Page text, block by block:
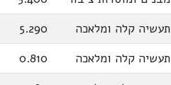
תעשיה קלה ומלאכה
5.290
תעשיה קלה ומלאכה
0.810